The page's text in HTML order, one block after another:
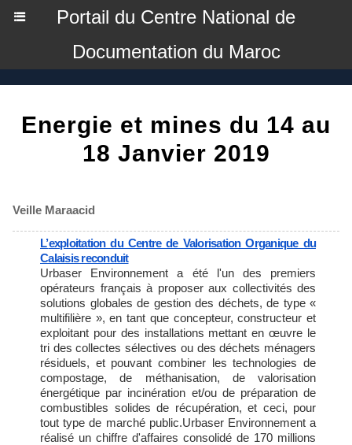
Portail du Centre National de
Documentation du Maroc
Energie et mines du 14 au
18 Janvier 2019
Veille Maraacid
L’exploitation du Centre de Valorisation Organique du
Calaisis reconduit
Urbaser Environnement a été l'un des premiers
opérateurs français à proposer aux collectivités des
solutions globales de gestion des déchets, de type «
multifilière », en tant que concepteur, constructeur et
exploitant pour des installations mettant en œuvre le
tri des collectes sélectives ou des déchets ménagers
résiduels, et pouvant combiner les technologies de
compostage, de méthanisation, de valorisation
énergétique par incinération et/ou de préparation de
combustibles solides de récupération, et ceci, pour
tout type de marché public.Urbaser Environnement a
réalisé un chiffre d'affaires consolidé de 170 millions